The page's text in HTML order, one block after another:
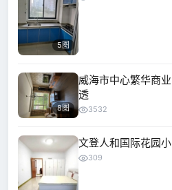
5图
8图
威海市中心繁华商
透
3532
文登人和国际花园
309